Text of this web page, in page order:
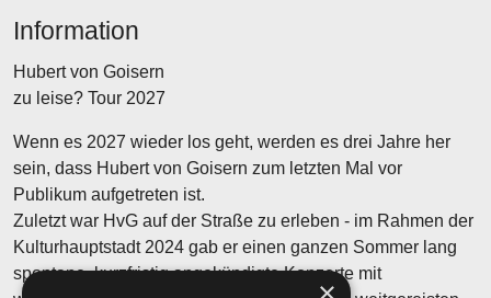
Information
Hubert von Goisern
zu leise? Tour 2027
Wenn es 2027 wieder los geht, werden es drei Jahre her
sein, dass Hubert von Goisern zum letzten Mal vor
Publikum aufgetreten ist.
Zuletzt war HvG auf der Straße zu erleben - im Rahmen der
Kulturhauptstadt 2024 gab er einen ganzen Sommer lang
spontane, kurzfristig angekündigte Konzerte mit